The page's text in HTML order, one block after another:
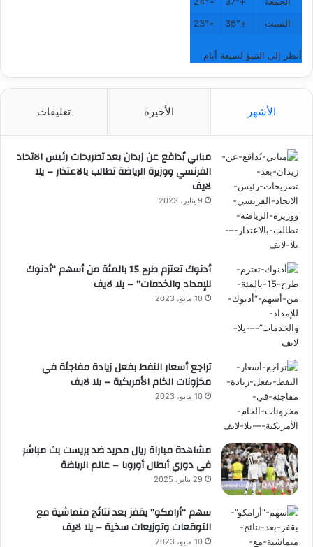
السبت
+
36°
+
23°
أنظر إلى التنبؤ لسبعة أيام
الأشهر الأخيرة تعليقات
مبابي يُدافع عن زيدان بعد تصريحات رئيس الاتحاد
الفرنسي ووزيرة الرياضة تطالب بالاعتذار – يلا
لايف
9 يناير، 2023
أدنوك تعتزم طرح 15 بالمئة من أسهم “أدنوك
للإمداد والخدمات” – يلا لايف
10 مايو، 2023
تراجع أسعار النفط بفعل زيادة مفاجئة في
مخزونات الخام الأمريكية – يلا لايف
10 مايو، 2023
مشاهدة مباراة ريال مدريد ضد بريست بث مباشر
فى دوري أبطال أوروبا – عالم الرياضة
29 يناير، 2025
سهم “أرامكو” يقفز بعد نتائج متماشية مع
التوقعات وتوزيعات سخية – يلا لايف
10 مايو، 2023